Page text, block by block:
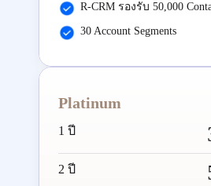
R-CRM รองรับ 50,000
30 Account Segments
Platinum
1 ปี
2 ปี